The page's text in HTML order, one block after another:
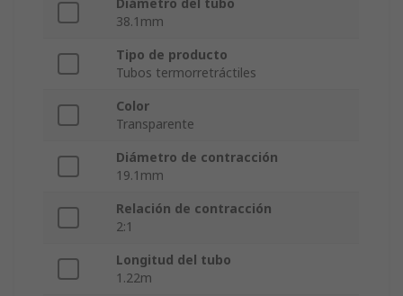
Diámetro del tubo
38.1mm
Tipo de producto
Tubos termorretráctiles
Color
Transparente
Diámetro de contracción
19.1mm
Relación de contracción
2:1
Longitud del tubo
1.22m